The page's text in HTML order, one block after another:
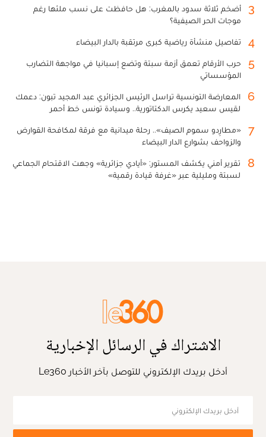
3
أضخم ثلاثة سدود بالمغرب: هل حافظت على نسب ملئها رغم
موجات الحر الصيفية؟
4 تفاصيل منشأة رياضية كبرى مرتقبة بالدار البيضاء
5
حرب الأرقام تعمق أزمة سبتة وتضع إسبانيا في مواجهة التضارب
المؤسساتي
6
المعارضة التونسية تراسل الرئيس الجزائري عبد المجيد تبون: دعمك
لقيس سعيد يكرس الدكتاتورية.. وسيادة تونس خط أحمر
7
«مطارِدو سموم الصيف».. رحلة ميدانية مع فرقة لمكافحة القوارض
والزواحف بشوارع الدار البيضاء
8
تقرير أمني يكشف المستور: «أيادي جزائرية» وجهت الاقتحام الجماعي
لسبتة ومليلية عبر «غرفة قيادة رقمية»
الاشتراك في الرسائل الإخبارية
أدخل بريدك الإلكتروني للتوصل بآخر الأخبار Le360